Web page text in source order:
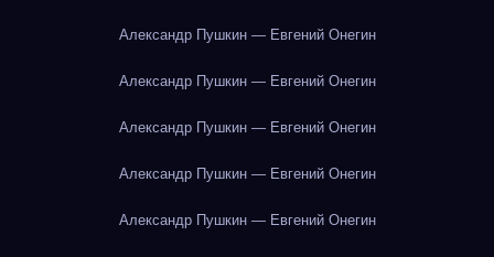
Александр Пушкин — Евгений Онегин
Александр Пушкин — Евгений Онегин
Александр Пушкин — Евгений Онегин
Александр Пушкин — Евгений Онегин
Александр Пушкин — Евгений Онегин